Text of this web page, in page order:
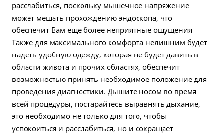
расслабиться, поскольку мышечное напряжение
может мешать прохождению эндоскопа, что
обеспечит Вам еще более неприятные ощущения.
Также для максимального комфорта нелишним будет
надеть удобную одежду, которая не будет давить в
области живота и прочих областях, обеспечит
возможностью принять необходимое положение для
проведения диагностики. Дышите носом во время
всей процедуры, постарайтесь выравнять дыхание,
это необходимо не только для того, чтобы
успокоиться и расслабиться, но и сокращает